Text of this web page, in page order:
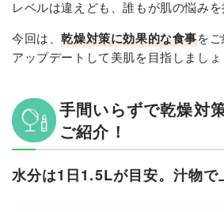
レベルは違えども、誰もが肌の悩みを
今回は、乾燥対策に効果的な食事を
アップデートして美肌を目指しましょ
手間いらずで乾燥対
ご紹介！
水分は1日1.5Lが目安。汁物で